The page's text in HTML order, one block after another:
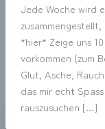
Jede Woche wird
*hier* Zeige uns
vorkommen (zum
Glut, Asche,
das mir echt
rauszusuchen […]